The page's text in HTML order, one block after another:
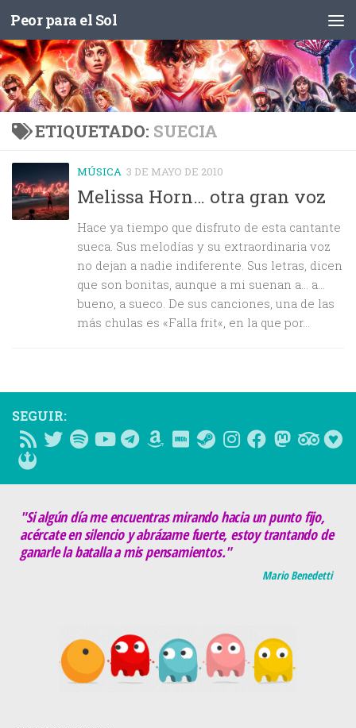
Saltar al contenido
Peor para el Sol
ETIQUETADO: SUECIA
MÚSICA 3 DE MAYO DE 2010
Melissa Horn… otra gran voz
Hace ya tiempo que disfruto de esta cantante
sueca. Sus melodías y su extraordinaria voz
no dejan a nadie indiferente. Sus letras, dicen
que son bonitas, aunque a mi suenan a… a…
bueno, a sueco. De sus canciones, una de las
más chulas es «Falla frit«, en la que por...
SEGUIR:
"Si algún día me encuentras mirando hacia un punto fijo,
acércate en silencio y abrázame fuerte, estoy trantando de
ganarle la batalla a mis pensamientos."
Mario Benedetti